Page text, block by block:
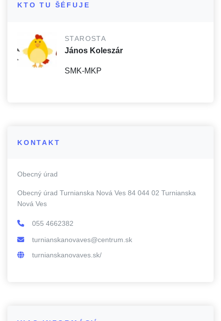
KTO TU ŠÉFUJE
STAROSTA
János Koleszár
SMK-MKP
KONTAKT
Obecný úrad
Obecný úrad Turnianska Nová Ves 84 044 02 Turnianska
Nová Ves
055 4662382
turnianskanovaves@centrum.sk
turnianskanovaves.sk/